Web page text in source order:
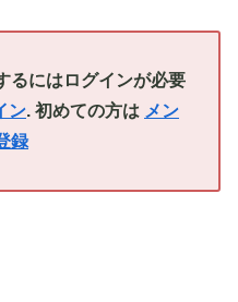
るにはログインが必要
ン. 初めての方は メン
録